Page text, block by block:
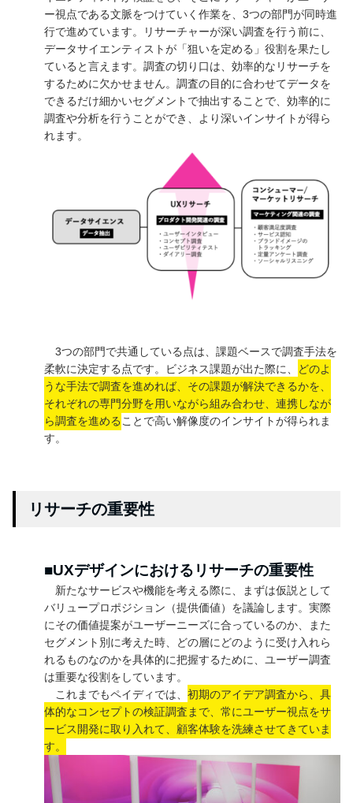
ー視点である文脈をつけていく作業を、3つの部門が同時進
行で進めています。リサーチャーが深い調査を行う前に、
データサイエンティストが「狙いを定める」役割を果たし
ていると言えます。調査の切り口は、効率的なリサーチを
するために欠かせません。調査の目的に合わせてデータを
できるだけ細かいセグメントで抽出することで、効率的に
調査や分析を行うことができ、より深いインサイトが得ら
れます。
3つの部門で共通している点は、課題ベースで調査手法を
柔軟に決定する点です。ビジネス課題が出た際に、
どのよ
うな手法で調査を進めれば、その課題が解決できるかを、
それぞれの専門分野を用いながら組み合わせ、連携しなが
ら調査を進める ことで高い解像度のインサイトが得られま
す。
リサーチの重要性
■UXデザインにおけるリサーチの重要性
新たなサービスや機能を考える際に、まずは仮説として
バリュープロポジション（提供価値）を議論します。実際
にその価値提案がユーザーニーズに合っているのか、また
セグメント別に考えた時、どの層にどのように受け入れら
れるものなのかを具体的に把握するために、ユーザー調査
は重要な役割をしています。
これまでもペイディでは、 初期のアイデア調査から、具
体的なコンセプトの検証調査まで、常にユーザー視点をサ
ービス開発に取り入れて、顧客体験を洗練させてきていま
す。